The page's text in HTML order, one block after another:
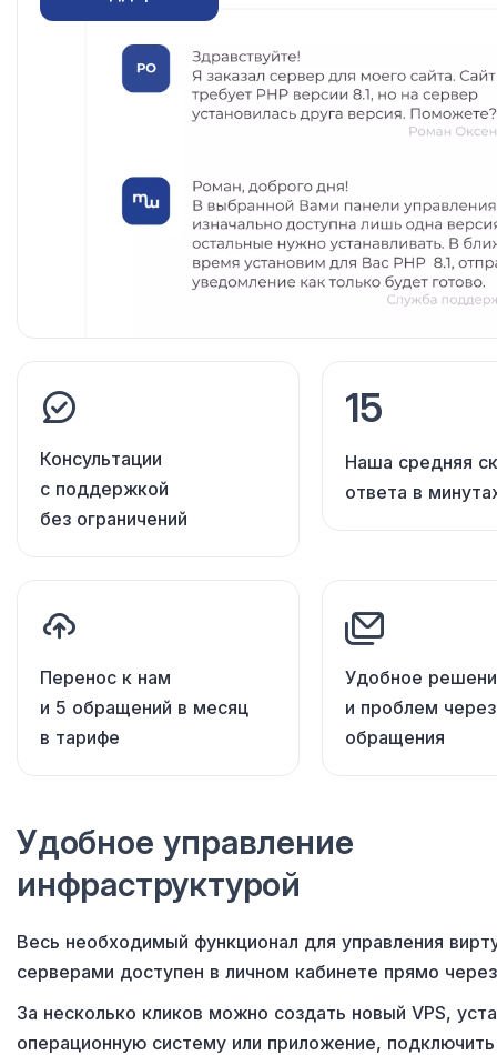
Консультации
с поддержкой
без ограничений
15
Наша средняя
ответа в
Перенос к нам
и 5 обращений в месяц
в тарифе
Удобное
и проблем через
обращения
Удобное управление
инфраструктурой
Весь необходимый функционал для управления
серверами доступен в личном кабинете прямо
За несколько кликов можно создать новый VPS,
операционную систему или приложение, подключить